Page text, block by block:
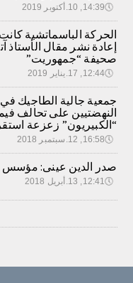
🕔14:39, 10.أكتوبر 2019
الحركة الباسماتشية
إعادة نشر مقال
صحيفة “جمهوريت”
🕔12:44, 17.يناير 2019
جمعية جالية الطاجيك
النهضتيين على تحالف
“الكبيريون” زعزعة
🕔16:58, 12.سبتمبر 2018
صدر الدين عينى: مؤسس
🕔12:41, 13.أبريل 2018